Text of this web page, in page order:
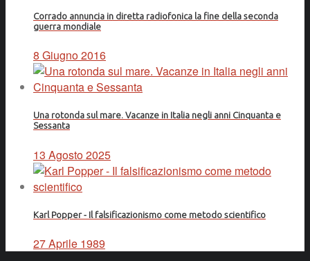
Corrado annuncia in diretta radiofonica la fine della seconda
guerra mondiale
8 Giugno 2016
Una rotonda sul mare. Vacanze in Italia negli anni Cinquanta e
Sessanta
13 Agosto 2025
Karl Popper - Il falsificazionismo come metodo scientifico
27 Aprile 1989